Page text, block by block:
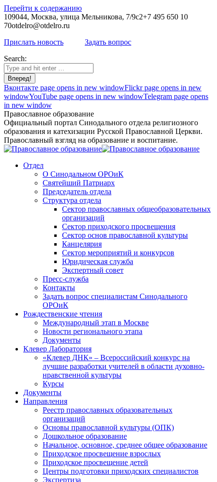
Перейти к содержанию
109044, Москва, улица Мельникова, 7/9с2+7 495 650 10
70otdelro@otdelro.ru
Прислать новость
Задать вопрос
Search:
Вконтакте page opens in new windowFlickr page opens in new
windowYouTube page opens in new windowTelegram page opens
in new window
Православное образование
Официальный портал Синодального отдела религиозного
образования и катехизации Русской Православной Церкви.
Православный взгляд на образование и воспитание.
Отдел
О Синодальном ОРОиК
Святейший Патриарх
Председатель отдела
Структура отдела
Сектор православных общеобразовательных
организаций
Сектор приходского просвещения
Сектор основ православной культуры
Канцелярия
Сектор мероприятий и конкурсов
Юридическая служба
Экспертный совет
Пресс-служба
Контакты
Задать вопрос специалистам Синодального
ОРОиК
Рождественские чтения
Международный этап в Москве
Новости регионального этапа
Документы
Клевер Лаборатория
«Клевер ДНК» – Всероссийский конкурс на
лучшие разработки учителей в области духовно-
нравственной культуры
Курсы
Документы
Направления
Реестр православных образовательных
организаций
Основы православной культуры (ОПК)
Дошкольное образование
Начальное, основное, среднее общее образование
Приходское просвещение взрослых
Приходское просвещение детей
Центры подготовки приходских специалистов
Экспертиза